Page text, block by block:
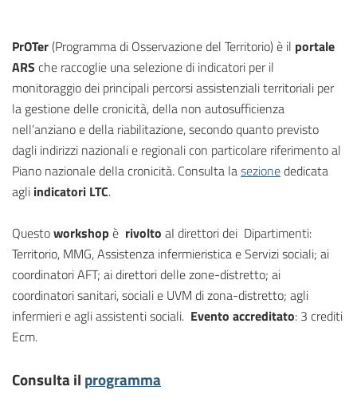
PrOTer(Programma di Osservazione del Territorio) è il portale
ARS che raccoglie una selezione di indicatori per il
monitoraggio dei principali percorsi assistenziali territoriali per
la gestione delle cronicità, della non autosufficienza
nell’anziano e della riabilitazione, secondo quanto previsto
dagli indirizzi nazionali e regionali con particolare riferimento al
Piano nazionale della cronicità. Consulta lasezionededicata
agli indicatori LTC.
Questoworkshop è rivolto aI direttori dei Dipartimenti:
Territorio, MMG, Assistenza infermieristica e Servizi sociali; ai
coordinatori AFT; ai direttori delle zone-distretto; ai
coordinatori sanitari, sociali e UVM di zona-distretto; agli
infermieri e agli assistenti sociali. Evento accreditato: 3 crediti
Ecm.
Consulta il programma